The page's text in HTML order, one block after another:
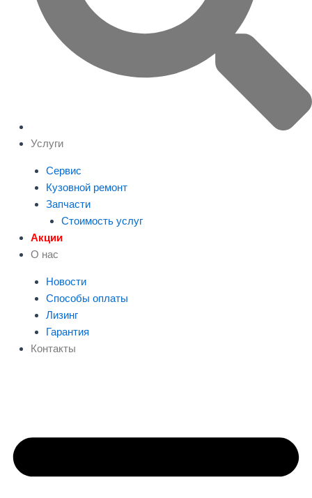
Услуги
Сервис
Кузовной ремонт
Запчасти
Стоимость услуг
Акции
О нас
Новости
Способы оплаты
Лизинг
Гарантия
Контакты